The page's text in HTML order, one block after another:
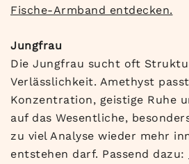
Fische-Armband entdecken.
Jungfrau
Die Jungfrau sucht oft
Verlässlichkeit. Amethyst
Konzentration, geistige Ruhe
auf das Wesentliche,
zu viel Analyse wieder mehr
entstehen darf. Passend dazu: